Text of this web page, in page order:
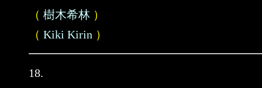
（ 樹木希林 ）
（ Kiki Kirin ）
18.